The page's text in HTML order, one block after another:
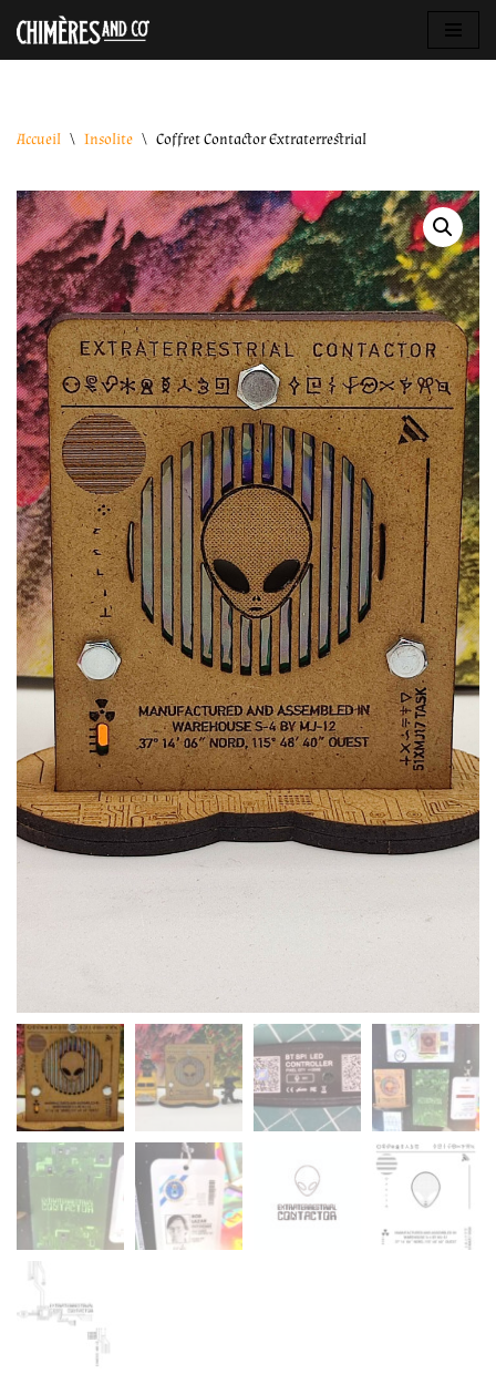
Aller
Accueil \ Insolite \ Coffret Contactor Extraterrestrial